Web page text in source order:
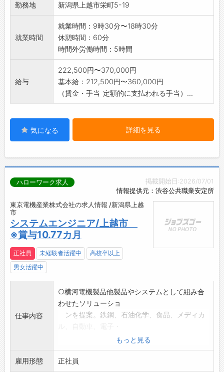
勤務地 新潟県上越市栄町5-19
就業時間
就業時間：9時30分〜18時30分
休憩時間：60分
時間外労働時間：5時間
給与
222,500円〜370,000円
基本給：212,500円〜360,000円
（賃金・手当_定額的に支払われる手当）...
気になる 詳細を見る
掲載開始日:2026/07/01
情報提供元：渋谷公共職業安定所
ハローワーク求人
東京電機産業株式会社の求人情報 /新潟県上越
市
システムエンジニア/上越市
※賞与10.77カ月
正社員 未経験者活躍中
高校卒以上
男女活躍中
仕事内容
○横河電機製品他製品やシステムとして組み合
わせたソリューショ
ンを提案。鉄鋼、石油化学、食品、メディカ
電気等多岐にわたる業界と取引を実施し、技
術営業としてもサポ
ートします。
もっと見る
雇用形態 正社員